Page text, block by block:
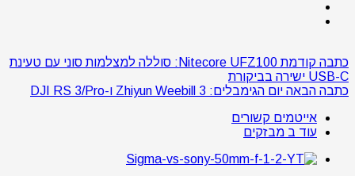
כתבה קודמת
Nitecore UFZ100: סוללה למצלמות סוני עם טעינת
USB-C ישירה בביקורת
כתבה הבאה יום הגימבלים: Zhiyun Weebill 3 ו-DJI RS 3/Pro
אייטמים קשורים
עוד ב מבזקים